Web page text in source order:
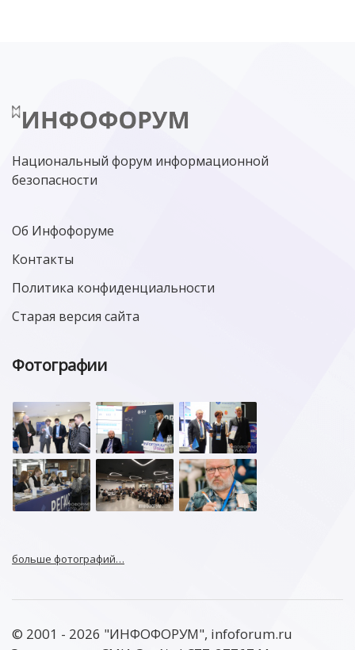
МИНЦИФРЫ РОССИИ NGFW
Национальный форум информационной
безопасности
Об Инфофоруме
Контакты
Политика конфиденциальности
Старая версия сайта
Фотографии
больше фотографий…
© 2001 - 2026 "ИНФОФОРУМ", infoforum.ru